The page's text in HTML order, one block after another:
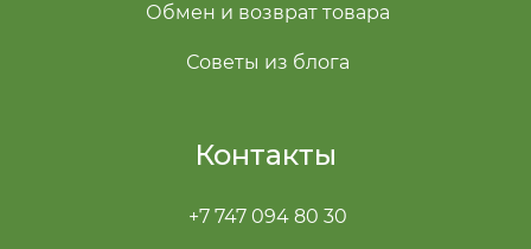
Контакты
Обмен и возврат товара
+7 747 094 80 30
Советы из блога